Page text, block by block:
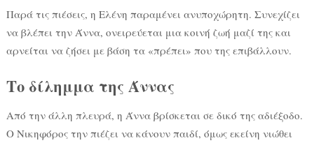
Παρά τις πιέσεις, η Ελένη παραμένει ανυποχώρητη. Συνεχίζει
να βλέπει την Άννα, ονειρεύεται μια κοινή ζωή μαζί της και
αρνείται να ζήσει με βάση τα «πρέπει» που της επιβάλλουν.
Το δίλημμα της Άννας
Από την άλλη πλευρά, η Άννα βρίσκεται σε δικό της αδιέξοδο.
Ο Νικηφόρος την πιέζει να κάνουν παιδί, όμως εκείνη νιώθει